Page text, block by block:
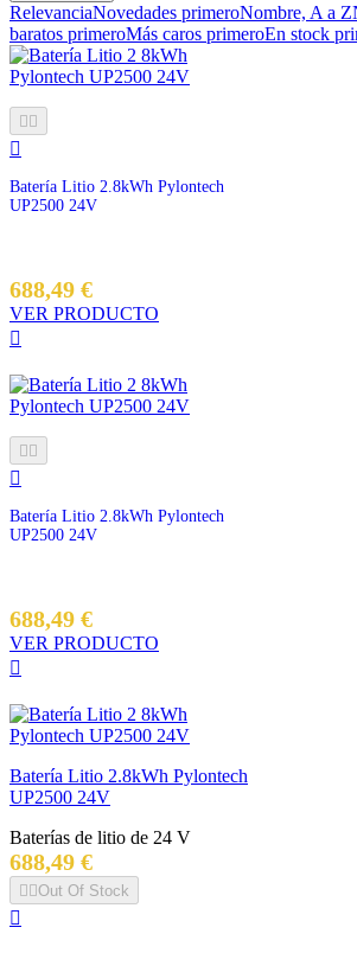
RelevanciaNovedades primeroNombre, A a Z
baratos primeroMás caros primeroEn stock


Batería Litio 2.8kWh Pylontech
UP2500 24V
688,49 €
VER PRODUCTO



Batería Litio 2.8kWh Pylontech
UP2500 24V
688,49 €Precio
VER PRODUCTO

Batería Litio 2.8kWh Pylontech
UP2500 24V
Baterías de litio de 24 V
688,49 €Precio
Out Of Stock
